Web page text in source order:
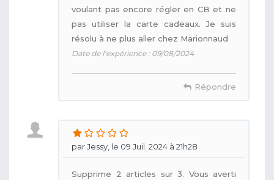
voulant pas encore régler en CB et ne
pas utiliser la carte cadeaux. Je suis
résolu à ne plus aller chez Marionnaud
Date de l'expérience : 09/08/2024
Répondre
par Jessy, le 09 Juil. 2024 à 21h28
Supprime 2 articles sur 3. Vous averti